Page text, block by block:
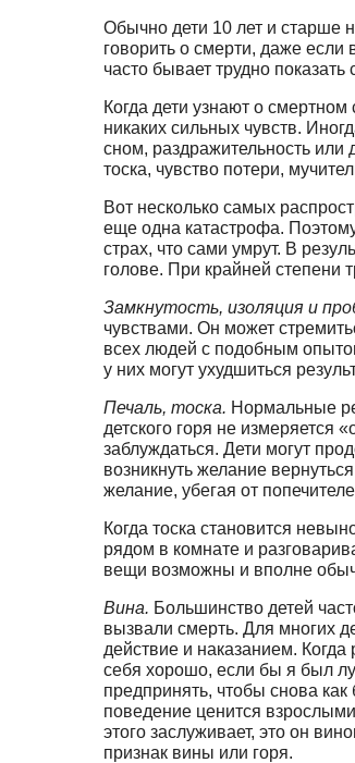
Обычно дети 10 лет и старше
говорить о смерти, даже
часто бывает трудно
Когда дети узнают о
никаких сильных чувств.
сном, раздражительность или
тоска, чув­ство потери,
Вот несколь­ко самых
еще одна катастрофа.
страх, что сами умрут. В
голове. При крайней степени
Замкнутость, изоляция и
чувствами. Он может
всех лю­дей с подобным
у них могут ухудшиться
Печаль, тоска. Нормальные
детского горя не измеряется
заблуждаться. Дети могут
возникнуть жела­ние
желание, убегая от
Когда тоска становится
рядом в комнате и
вещи возможны и вполне
Вина. Большинство детей
вызвали смерть. Для многих
действие и наказанием.
себя хорошо, если бы я был
предпринять, чтобы снова
поведение ценится
это­го заслуживает, это он
признак вины или горя.